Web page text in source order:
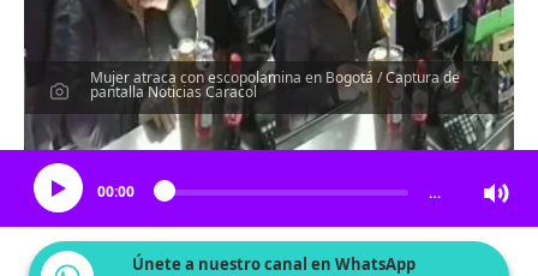
Mujer atraca con escopolamina en Bogotá / Captura de
pantalla Noticias Caracol
Escucha el artículo
00:00 …
Únete a nuestro canal en WhatsApp